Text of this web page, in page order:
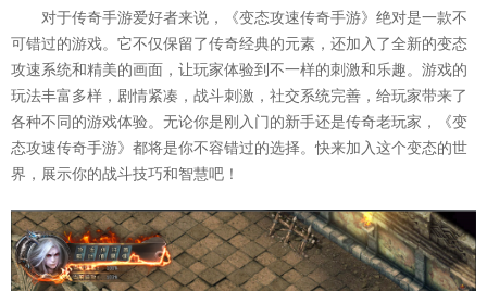
对于传奇手游爱好者来说，《变态攻速传奇手游》绝对是一款不
可错过的游戏。它不仅保留了传奇经典的元素，还加入了全新的变态
攻速系统和精美的画面，让玩家体验到不一样的刺激和乐趣。游戏的
玩法丰富多样，剧情紧凑，战斗刺激，社交系统完善，给玩家带来了
各种不同的游戏体验。无论你是刚入门的新手还是传奇老玩家，《变
态攻速传奇手游》都将是你不容错过的选择。快来加入这个变态的世
界，展示你的战斗技巧和智慧吧！